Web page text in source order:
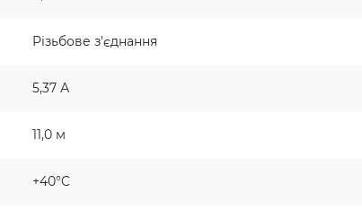
Різьбове з'єднання
5,37 А
11,0 м
+40°C